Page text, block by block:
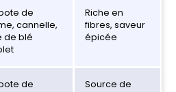
de
cannelle,
de blé
Riche en
fibres, saveur
épicée
de
Source de